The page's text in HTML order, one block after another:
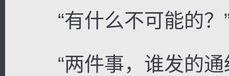
“有什么不可能的？
“两件事，谁发的通